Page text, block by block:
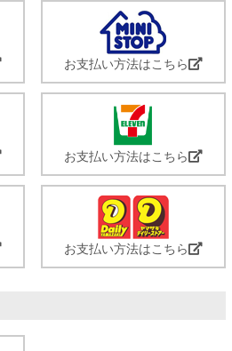
お支払い方法はこちら
お支払い方法はこちら
お支払い方法はこちら